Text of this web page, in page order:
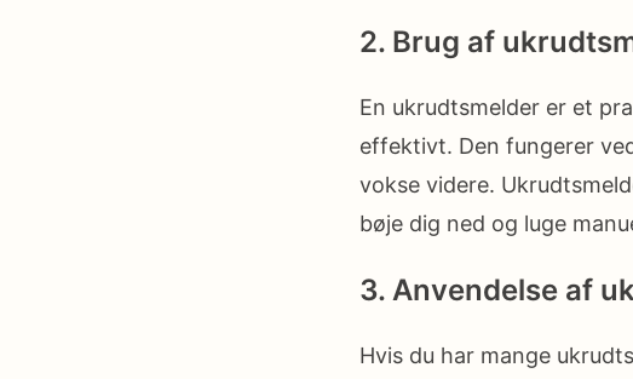
2. Brug af
En ukrudtsmelder er et
effektivt. Den fungerer
vokse videre.
bøje dig ned og luge
3. Anvendelse af
Hvis du har mange